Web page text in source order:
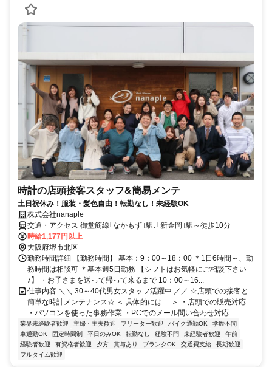
時計の店頭接客スタッフ&簡易メンテ
土日祝休み！服装・髪色自由！転勤なし！未経験OK
株式会社nanaple
交通・アクセス 御堂筋線｢なかもず｣駅､｢新金岡｣駅～徒歩10分
時給1,177円以上
大阪府堺市北区
勤務時間詳細 【勤務時間】 基本：9：00～18：00 ＊1日6時間～、勤
務時間は相談可 ＊基本週5日勤務 【シフトはお気軽にご相談下さい
♪】 ・お子さまを送って帰って来るまで 10：00～16...
仕事内容 ＼＼ 30～40代男女スタッフ活躍中 ／／ ☆店頭での接客と
簡単な時計メンテナンス☆ ＜ 具体的には… ＞ ・店頭での販売対応
・パソコンを使った事務作業 ・PCでのメール問い合わせ対応 ...
業界未経験者歓迎 主婦・主夫歓迎 フリーター歓迎 バイク通勤OK
学歴不問
車通勤OK
固定時間制 平日のみOK 転勤なし 経験不問 未経験者歓迎
午前
経験者歓迎
有資格者歓迎 夕方 賞与あり ブランクOK 交通費支給
長期歓迎
フルタイム歓迎